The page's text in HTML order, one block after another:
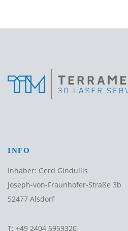
INFO
Inhaber: Gerd Gindullis
Joseph-von-Fraunhofer-Straße 3b
52477 Alsdorf
T: +49 2404 5959320